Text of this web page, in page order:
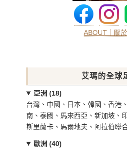
ABOUT｜關
艾瑪的全球
亞洲 (18)
台灣、中國、日本、韓國、香港
南、泰國、馬來西亞、新加坡、
斯里蘭卡、馬爾地夫、阿拉伯聯
歐洲 (40)